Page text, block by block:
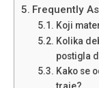
Frequently
Koji
Kolika
postigla
Kako se